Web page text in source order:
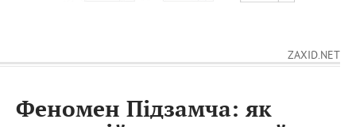
ZAXID.NET
Феномен Підзамча: як